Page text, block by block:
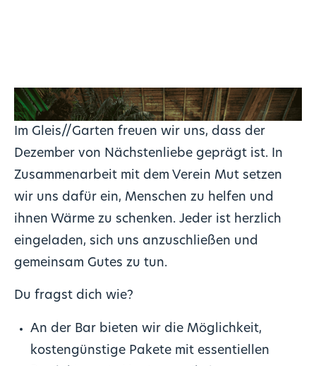
Im Gleis//Garten freuen wir uns, dass der
Dezember von Nächstenliebe geprägt ist. In
Zusammenarbeit mit dem Verein Mut setzen
wir uns dafür ein, Menschen zu helfen und
ihnen Wärme zu schenken. Jeder ist herzlich
eingeladen, sich uns anzuschließen und
gemeinsam Gutes zu tun.
Du fragst dich wie?
An der Bar bieten wir die Möglichkeit,
kostengünstige Pakete mit essentiellen